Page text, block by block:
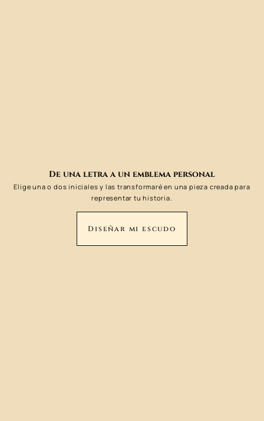
De una letra a un emblema personal
Elige una o dos iniciales y las transformaré en una pieza creada para
representar tu historia.
Diseñar mi escudo